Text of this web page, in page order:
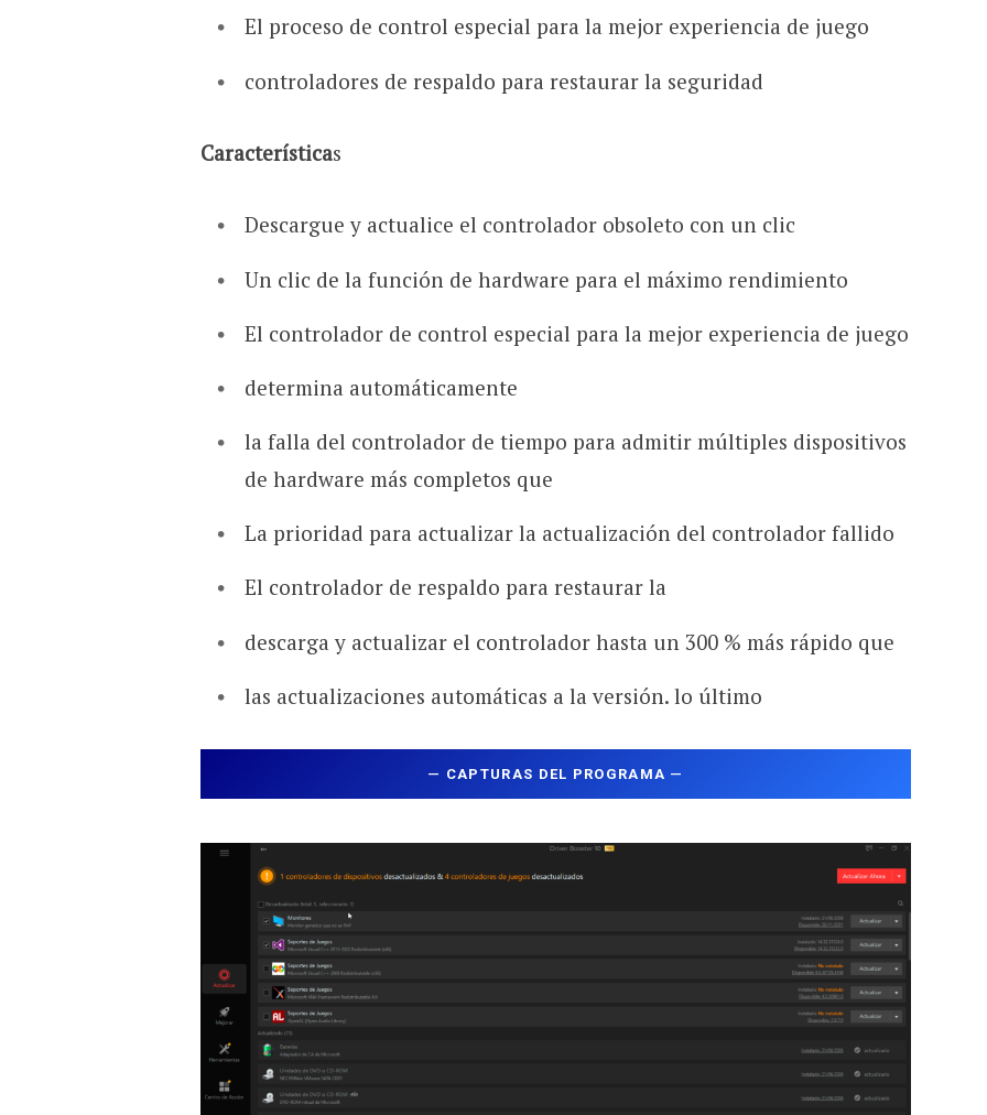
El proceso de control especial para la mejor experiencia de juego
controladores de respaldo para restaurar la seguridad
Características
Descargue y actualice el controlador obsoleto con un clic
Un clic de la función de hardware para el máximo rendimiento
El controlador de control especial para la mejor experiencia de juego
determina automáticamente
la falla del controlador de tiempo para admitir múltiples dispositivos
de hardware más completos que
La prioridad para actualizar la actualización del controlador fallido
El controlador de respaldo para restaurar la
descarga y actualizar el controlador hasta un 300 % más rápido que
las actualizaciones automáticas a la versión. lo último
— CAPTURAS DEL PROGRAMA —